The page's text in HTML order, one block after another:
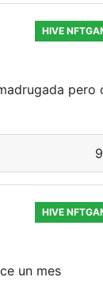
HIVE
pero
HIVE
un mes